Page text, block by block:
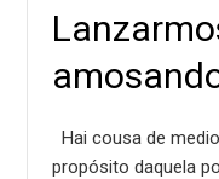
Hai cousa de
propósito daquela